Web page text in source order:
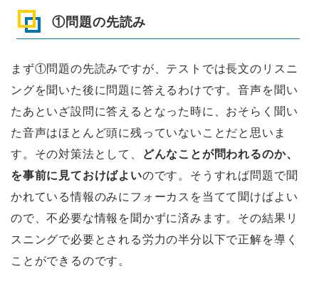
①問題の先読み
まず①問題の先読みですが、テストでは長文のリスニ
ングを聞いた後に問題に答えるわけです。音声を聞い
たあといざ設問に答えるとなった時に、おそらく聞い
た音声はほとんど頭に残っていないことだと思いま
す。その対策法として、
どんなことが問われるのか、
を事前に見ておけばよいのです。そうすれば問題で聞
かれている情報のみにフォーカスを当てて聞けばよい
ので、不必要な情報を聞かずに済みます。その結果リ
スニングで必要とされる労力の半分以下で正解を導く
ことができるのです。